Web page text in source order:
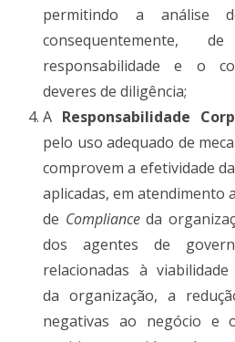
permitindo a análise
responsabilidade e o
deveres de diligência;
A Responsabilidade
pelo uso adequado de
comprovem a efetividade
aplicadas, em atendimento
de Complianceda
dos agentes de
relacionadas à viabilidade
da organização, a
negativas ao negócio e